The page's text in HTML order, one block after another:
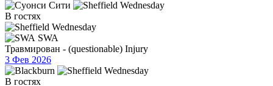
В гостях
SWA
Травмирован - (questionable) Injury
3 Фев 2026
В гостях